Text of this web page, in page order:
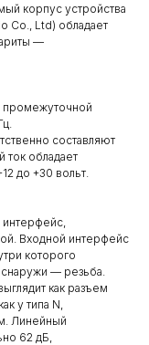
корпус устройства
Co., Ltd) обладает
—
промежуточной
составляют
ток обладает
до +30 вольт.
интерфейс,
Входной интерфейс
которого
снаружи — резьба.
как разъем
у типа N,
Линейный
62 дБ,